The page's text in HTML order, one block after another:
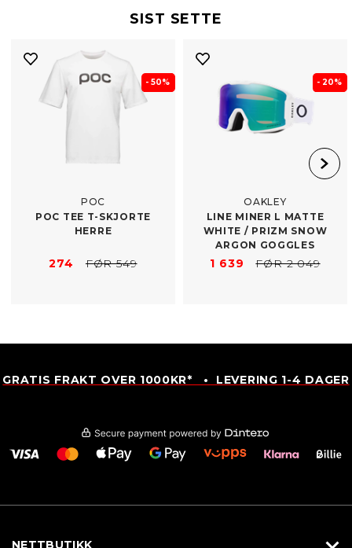
SIST SETTE
- 50%
POC
POC TEE T-​SKJORTE
HERRE
274 FØR 549
- 20%
OAKLEY
LINE MINER L MATTE
WHITE /​ PRIZM SNOW
ARGON GOGGLES
1 639 FØR 2 049
GRATIS FRAKT OVER 1000KR* • LEVERING 1-4 DAGER
NETTBUTIKK